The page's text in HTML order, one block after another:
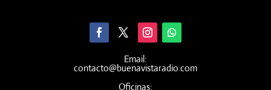
Email:
contacto@buenavistaradio.com
Oficinas: